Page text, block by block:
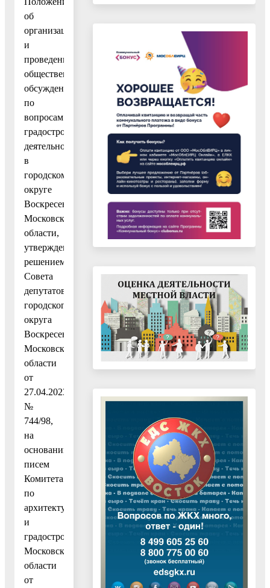
об
организации
и
проведении
общественных
обсуждений
по
вопросам
градостроительной
деятельности
в
городском
округе
Воскресенск
Московской
области,
утвержденным
решением
Совета
депутатов
городского
округа
Воскресенск
Московской
области
от
27.04.2023
№
744/98,
на
основании
писем
Комитета
по
архитектуре
и
градостроительству
Московской
области
от